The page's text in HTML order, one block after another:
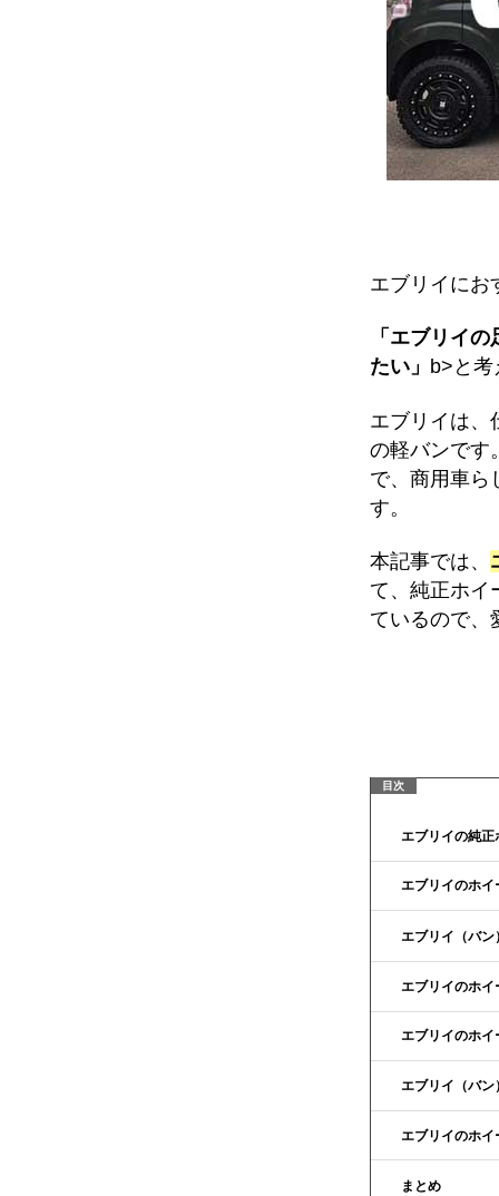
エブリイにお
「エブリイ
たい」 b>と考
エブリイは、
の軽バンです
で、商用車ら
す。
本記事では、
て、純正ホイ
ているので、
エブリイの純
エブリイのホイ
エブリイ（バ
エブリイのホイ
エブリイのホイ
エブリイ（バ
エブリイのホ
まとめ